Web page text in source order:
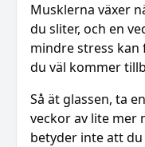
Musklerna växer
du sliter, och en
mindre stress
du väl kommer
Så ät glassen, ta
veckor av lite mer
betyder inte att